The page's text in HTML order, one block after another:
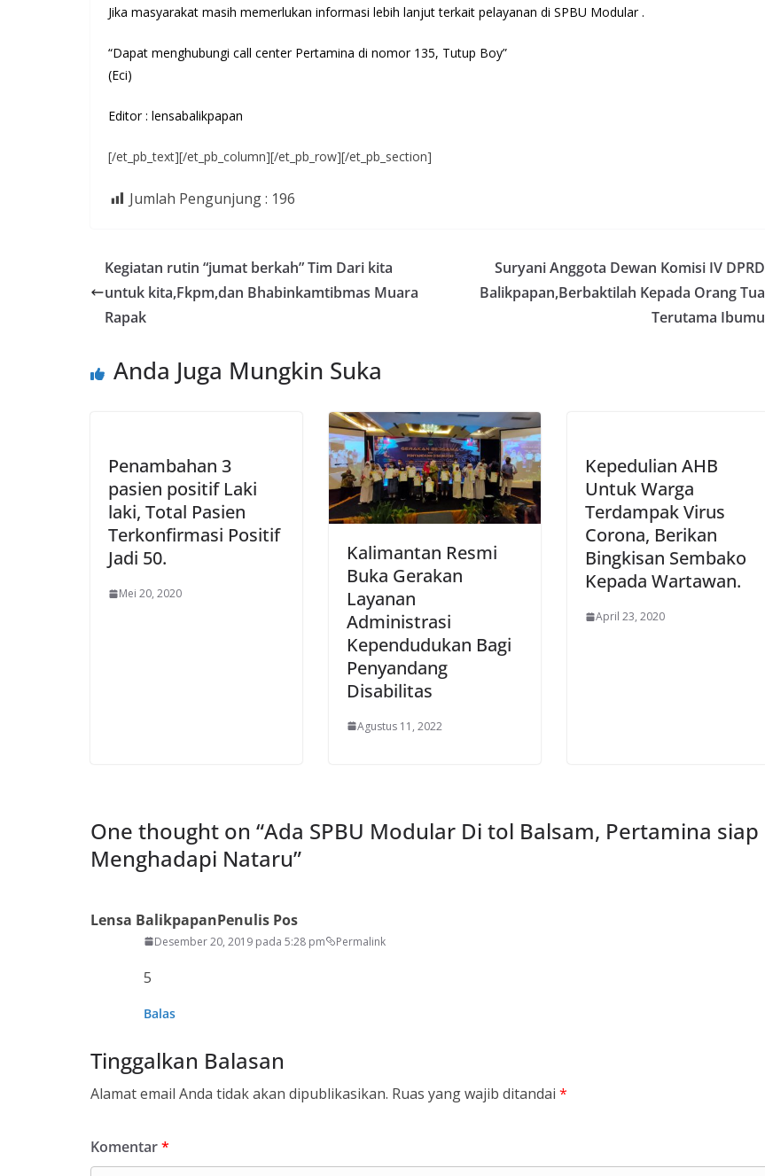
Jika masyarakat masih memerlukan informasi lebih lanjut terkait pelayanan di SPBU Modular .
“Dapat menghubungi call center Pertamina di nomor 135, Tutup Boy”
(Eci)
Editor : lensabalikpapan
[/et_pb_text][/et_pb_column][/et_pb_row][/et_pb_section]
Jumlah Pengunjung : 196
Kegiatan rutin “jumat berkah” Tim Dari kita
untuk kita,Fkpm,dan Bhabinkamtibmas Muara
Rapak
Suryani Anggota Dewan Komisi IV DPRD
Balikpapan,Berbaktilah Kepada Orang Tua
Terutama Ibumu
Anda Juga Mungkin Suka
Penambahan 3
pasien positif Laki
laki, Total Pasien
Terkonfirmasi Positif
Jadi 50.
Mei 20, 2020
Kalimantan Resmi
Buka Gerakan
Layanan
Administrasi
Kependudukan Bagi
Penyandang
Disabilitas
Agustus 11, 2022
Kepedulian AHB
Untuk Warga
Terdampak Virus
Corona, Berikan
Bingkisan Sembako
Kepada Wartawan.
April 23, 2020
One thought on “Ada SPBU Modular Di tol Balsam, Pertamina siap
Menghadapi Nataru”
Lensa BalikpapanPenulis Pos
Desember 20, 2019 pada 5:28 pm Permalink
5
Balas
Tinggalkan Balasan
Alamat email Anda tidak akan dipublikasikan. Ruas yang wajib ditandai *
Komentar*